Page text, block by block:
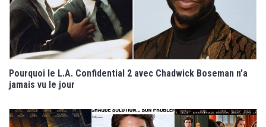
Pourquoi le L.A. Confidential 2 avec Chadwick Boseman n’a
jamais vu le jour